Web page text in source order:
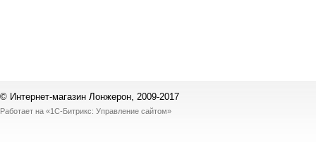
© Интернет-магазин Лонжерон, 2009-2017
Работает на «1С-Битрикс: Управление сайтом»